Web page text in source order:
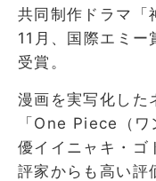
共同制作ドラマ
11月、国際エミー
受賞。
漫画を実写化し
「One Piece（
優イイニャキ・ゴ
評家からも高い評